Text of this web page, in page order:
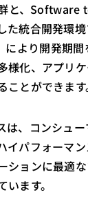
群と、
た統合開発環
により開発期
様化、アプリ
とができます
は、コンシュ
イパフォーマ
ションに最適
ます。